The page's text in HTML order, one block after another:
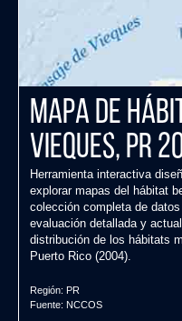
Mapa de
Vieques, PR
Herramienta interactiva
explorar mapas del hábitat
colección completa de
evaluación detallada y
distribución de los hábitats
Puerto Rico (2004).
Región: PR
Fuente: NCCOS